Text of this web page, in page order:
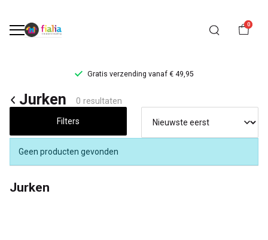
0
Gratis verzending vanaf € 49,95
Jurken
FiaLia
Kinderkleding
Jurken 0 resultaten
Filters
Geen producten gevonden
Jurken